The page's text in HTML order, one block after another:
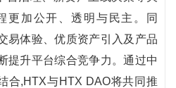
更加公开、透明与民主。同
易体验、优质资产引入及产品
提升平台综合竞争力。通过中
合,HTX与HTX DAO将共同推